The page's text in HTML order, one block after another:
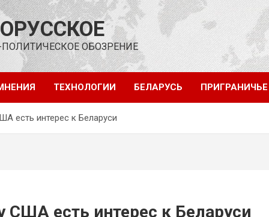
ОБОЗРЕНИЕ
ТЕХНОЛОГИИ БЕЛАРУСЬ ПРИГРАНИЧЬЕ
есть интерес к Беларуси
США есть интерес к Беларуси